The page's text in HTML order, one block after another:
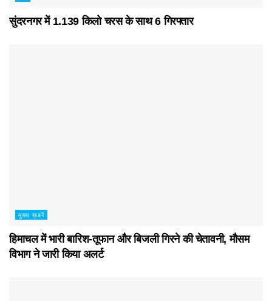
सुंदरनगर में 1.139 किलो चरस के साथ 6 गिरफ्तार
मुख्य ख़बरें
हिमाचल में भारी बारिश-तूफान और बिजली गिरने की चेतावनी, मौसम
विभाग ने जारी किया अलर्ट